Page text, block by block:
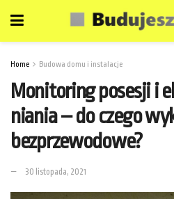
Home Budowa domu i instalacje
Monitoring posesji i
niania – do czego
bezprzewodowe?
30 listopada, 2021